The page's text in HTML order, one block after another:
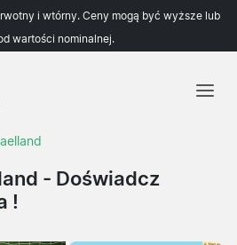
i wtórny. Ceny mogą być wyższe lub
wartości nominalnej.
główna
Drużyny- Doświadcz
!